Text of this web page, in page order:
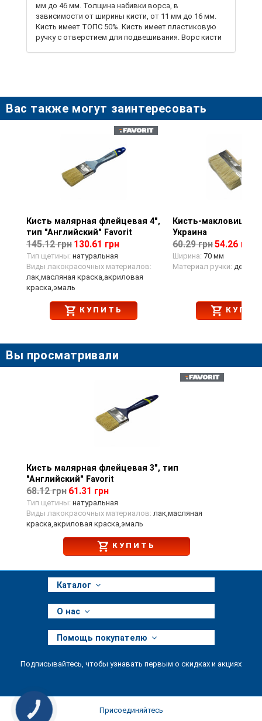
мм до 46 мм. Толщина набивки ворса, в
зависимости от ширины кисти, от 11 мм до 16 мм.
Кисть имеет ТОПС 50%. Кисть имеет пластиковую
ручку с отверстием для подвешивания. Ворс кисти
лакокрасочных материалов.
Вас также могут заинтересовать
Просмотр товара
Кисть малярная флейцевая 4",
тип "Английский" Favorit
145.12 грн 130.61 грн
Тип щетины: натуральная
Виды лакокрасочных материалов:
лак,масляная краска,акриловая
краска,эмаль
КУПИТЬ
Просмотр
Кисть-макловица
Украина
60.29 грн54.26 грн
Ширина: 70 мм
Материал ручки: дерево
Вы просматривали
Просмотр товара
Кисть малярная флейцевая 3", тип
"Английский" Favorit
68.12 грн 61.31 грн
Тип щетины: натуральная
Виды лакокрасочных материалов: лак,масляная
краска,акриловая краска,эмаль
КУПИТЬ
Каталог
О нас
Помощь покупателю
Подписывайтесь, чтобы узнавать первым о скидках и акциях
Присоединяйтесь
КНОПКА
ЗВ'ЯЗКУ